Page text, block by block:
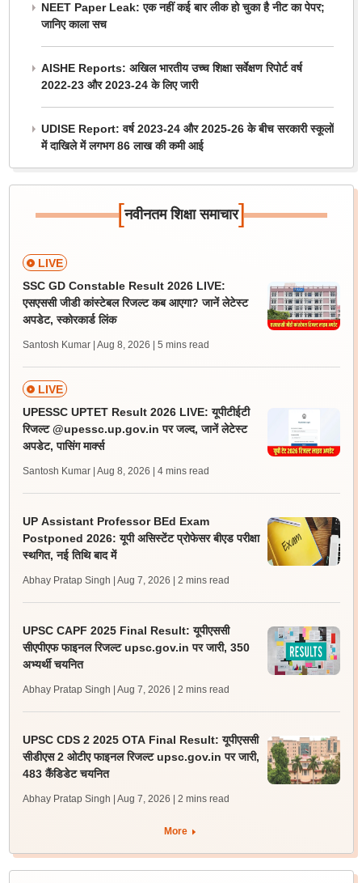
NEET Paper Leak: एक नहीं कई बार लीक हो चुका है नीट का पेपर;
जानिए काला सच
AISHE Reports: अखिल भारतीय उच्च शिक्षा सर्वेक्षण रिपोर्ट वर्ष
2022-23 और 2023-24 के लिए जारी
UDISE Report: वर्ष 2023-24 और 2025-26 के बीच सरकारी स्कूलों
में दाखिले में लगभग 86 लाख की कमी आई
[नवीनतम शिक्षा समाचार]
LIVE
SSC GD Constable Result 2026 LIVE:
एसएससी जीडी कांस्टेबल रिजल्ट कब आएगा? जानें लेटेस्ट
अपडेट, स्कोरकार्ड लिंक
Santosh Kumar | Aug 8, 2026 | 5 mins read
LIVE
UPESSC UPTET Result 2026 LIVE: यूपीटीईटी
रिजल्ट @upessc.up.gov.in पर जल्द, जानें लेटेस्ट
अपडेट, पासिंग मार्क्स
Santosh Kumar | Aug 8, 2026 | 4 mins read
UP Assistant Professor BEd Exam
Postponed 2026: यूपी असिस्टेंट प्रोफेसर बीएड परीक्षा
स्थगित, नई तिथि बाद में
Abhay Pratap Singh | Aug 7, 2026 | 2 mins read
UPSC CAPF 2025 Final Result: यूपीएससी
सीएपीएफ फाइनल रिजल्ट upsc.gov.in पर जारी, 350
अभ्यर्थी चयनित
Abhay Pratap Singh | Aug 7, 2026 | 2 mins read
UPSC CDS 2 2025 OTA Final Result: यूपीएससी
सीडीएस 2 ओटीए फाइनल रिजल्ट upsc.gov.in पर जारी,
483 कैंडिडेट चयनित
Abhay Pratap Singh | Aug 7, 2026 | 2 mins read
More